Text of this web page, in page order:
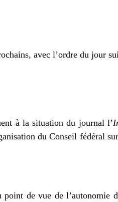
avec l’ordre du jour
à la situation du journal l’
du Conseil fédéral
de vue de l’autonomie